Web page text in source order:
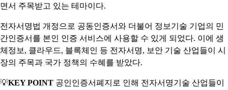
면서 주목받고 있는 테마이다.
전자서명법 개정으로 공동인증서와 더불어 정보기술 기업의 민
간인증서를 본인 인증 서비스에 사용할 수 있게 되었다. 이에 생
체정보, 클라우드, 블록체인 등 전자서명, 보안 기술 산업들이 시
장의 주목과 국가 정책의 수혜를 받았다.
💡KEY POINT 공인인증서폐지로 인해 전자서명기술 산업들이